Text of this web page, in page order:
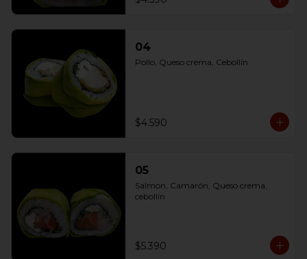
04
Pollo, Queso crema, Cebollín
$4.590
05
Salmon, Camarón, Queso crema,
cebollín
$5.390